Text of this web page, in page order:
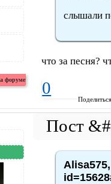
слышали
что за песня?
0